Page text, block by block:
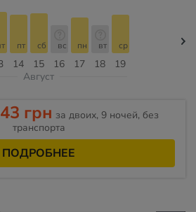
14
пт
15
сб
16
вс
17
пн
18
вт
19
ср
Август
грн за двоих, 9 ночей, без
транспорта
ПОДРОБНЕЕ